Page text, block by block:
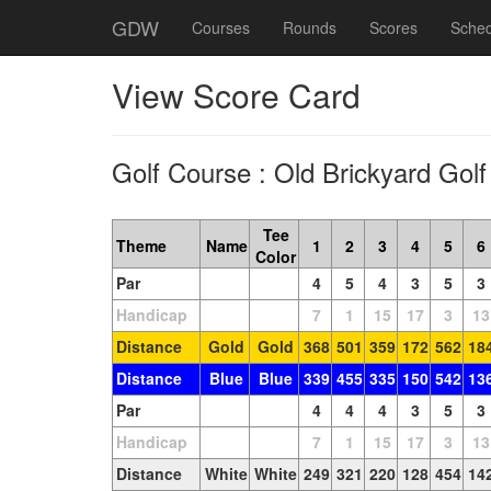
GDW Courses Rounds Scores
View Score Card
Golf Course : Old Brickyard
Theme Name
Tee
Color
1 2 3 4 5
6
Par
4 5 4 3 5
3
Handicap
7 1 15 17 3
13
Distance
Gold Gold 368 501 359 172 562
Distance
Blue Blue 339 455 335 150 542
Par
4 4 4 3 5
3
Handicap
7 1 15 17 3
13
Distance
White White 249 321 220 128 454